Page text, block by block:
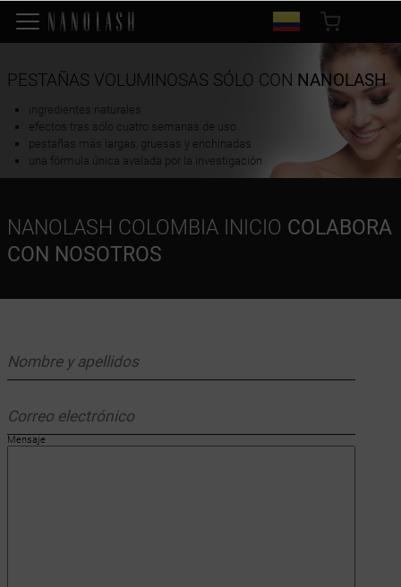
PESTAÑAS VOLUMINOSAS SÓLO CON NANOLASH
ingredientes naturales
efectos tras sólo cuatro semanas de uso
pestañas más largas, gruesas y enchinadas
una fórmula única avalada por la investigación
NANOLASH COLOMBIA INICIO COLABORA
CON NOSOTROS
Mensaje